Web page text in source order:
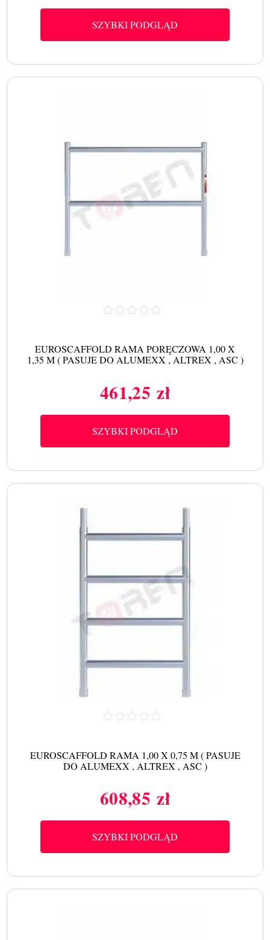
SZYBKI PODGLĄD
EUROSCAFFOLD RAMA PORĘCZOWA 1,00 X
1,35 M ( PASUJE DO ALUMEXX , ALTREX , ASC )
Cena
461,25 zł
SZYBKI PODGLĄD
EUROSCAFFOLD RAMA 1,00 X 0,75 M ( PASUJE
DO ALUMEXX , ALTREX , ASC )
Cena
608,85 zł
SZYBKI PODGLĄD